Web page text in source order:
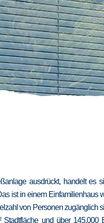
ausdrückt, handelt es
ist in einem Einfamilienhaus
von Personen
Stadtfläche und über